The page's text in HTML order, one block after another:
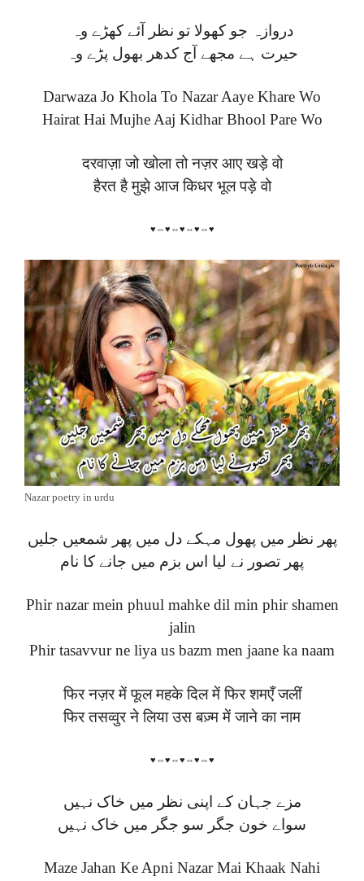
دروازہ جو کھولا تو نظر آئے کھڑے وہ
حیرت ہے مجھے آج کدھر بھول پڑے وہ
Darwaza Jo Khola To Nazar Aaye Khare Wo
Hairat Hai Mujhe Aaj Kidhar Bhool Pare Wo
दरवाज़ा जो खोला तो नज़र आए खड़े वो
हैरत है मुझे आज किधर भूल पड़े वो
♥⇔♥⇔♥⇔♥⇔♥
Nazar poetry in urdu
پھر نظر میں پھول مہکے دل میں پھر شمعیں جلیں
پھر تصور نے لیا اس بزم میں جانے کا نام
Phir nazar mein phuul mahke dil min phir shamen
jalin
Phir tasavvur ne liya us bazm men jaane ka naam
फिर नज़र में फूल महके दिल में फिर शमएँ जलीं
फिर तसव्वुर ने लिया उस बज़्म में जाने का नाम
♥⇔♥⇔♥⇔♥⇔♥
مزے جہان کے اپنی نظر میں خاک نہیں
سواے خون جگر سو جگر میں خاک نہیں
Maze Jahan Ke Apni Nazar Mai Khaak Nahi